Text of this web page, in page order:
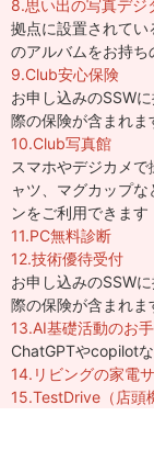
8.思い出の写真デジ
拠点に設置されてい
のアルバムをお持
9.Club安心保険
お申し込みのSSW
際の保険が含まれま
10.Club写真館
スマホやデジカメ
ャツ、マグカップ
ンをご利用できます
11.PC無料診断
12.技術優待受付
お申し込みのSSW
際の保険が含まれま
13.AI基礎活動のお
ChatGPTやcopilot
14.リビングの家電
15.TestDrive（店頭